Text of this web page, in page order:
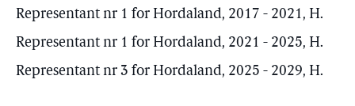
Representant nr 1 for Hordaland, 2017 - 2021, H.
Representant nr 1 for Hordaland, 2021 - 2025, H.
Representant nr 3 for Hordaland, 2025 - 2029, H.